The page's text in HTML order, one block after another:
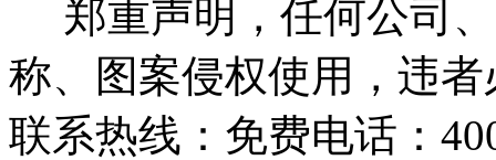
郑重声明，任何公司
称、图案侵权使用，违
联系热线： 免费电话：